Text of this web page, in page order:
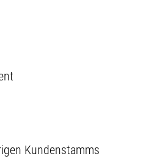
Kundenstamms